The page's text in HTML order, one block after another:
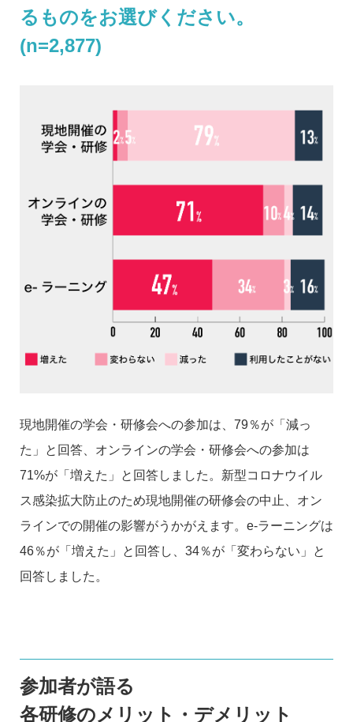
るものをお選びください。
(n=2,877)
現地開催の学会・研修会への参加は、79％が「減っ
た」と回答、オンラインの学会・研修会への参加は
71%が「増えた」と回答しました。新型コロナウイル
ス感染拡大防止のため現地開催の研修会の中止、オン
ラインでの開催の影響がうかがえます。e-ラーニングは
46％が「増えた」と回答し、34％が「変わらない」と
回答しました。
参加者が語る
各研修のメリット・デメリット